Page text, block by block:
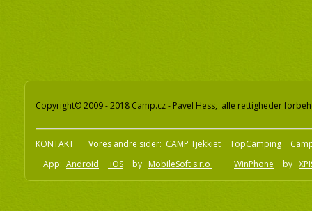
Copyright© 2009 - 2018 Camp.cz - Pavel Hess, alle rettigheder
KONTAKT Vores andre sider: CAMP Tjekkiet TopCamping
App: Android iOS by MobileSoft s.r.o WinPhone by